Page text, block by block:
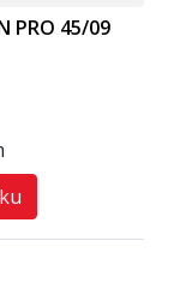
PRO 45/09